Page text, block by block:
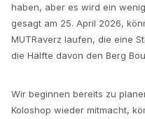
haben, aber es wird ein
gesagt am 25. April 2026,
MUTRaverz laufen, die eine
die Hälfte davon den Berg
Wir beginnen bereits zu
Koloshop wieder mitmacht,